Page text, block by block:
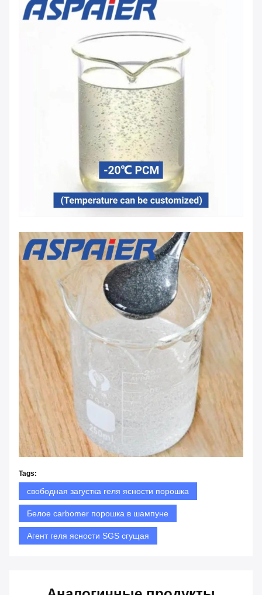
Tags:
свободная загустка геля ясности порошка
Белое carbomer порошка в шампуне
Агент геля ясности SGS сгущая